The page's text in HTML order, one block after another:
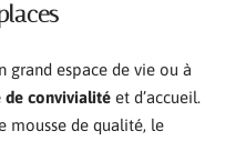
grand espace de vie ou à
de convivialité et d’accueil.
mousse de qualité, le